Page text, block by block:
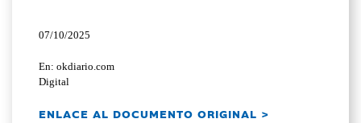
07/10/2025
En: okdiario.com
Digital
ENLACE AL DOCUMENTO ORIGINAL >